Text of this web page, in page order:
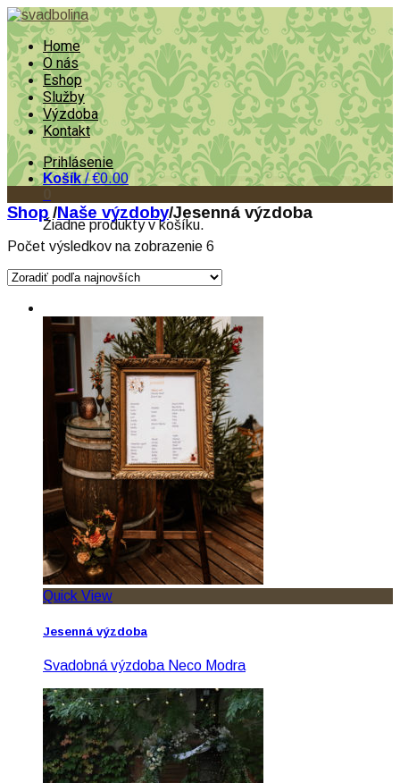
Home
O nás
Eshop
Služby
Výzdoba
Kontakt
Prihlásenie
Košík /€0.00
Žiadne produkty v košíku.
Shop /Naše výzdoby/Jesenná výzdoba
Počet výsledkov na zobrazenie 6
Quick View
Jesenná výzdoba
Svadobná výzdoba Neco Modra